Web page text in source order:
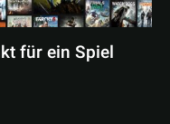
für ein Spiel